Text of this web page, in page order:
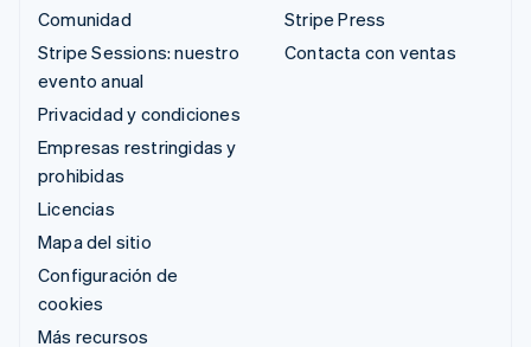
Comunidad
Stripe Sessions: nuestro
evento anual
Privacidad y condiciones
Empresas restringidas y
prohibidas
Licencias
Mapa del sitio
Configuración de
cookies
Más recursos
Stripe Press
Contacta con ventas